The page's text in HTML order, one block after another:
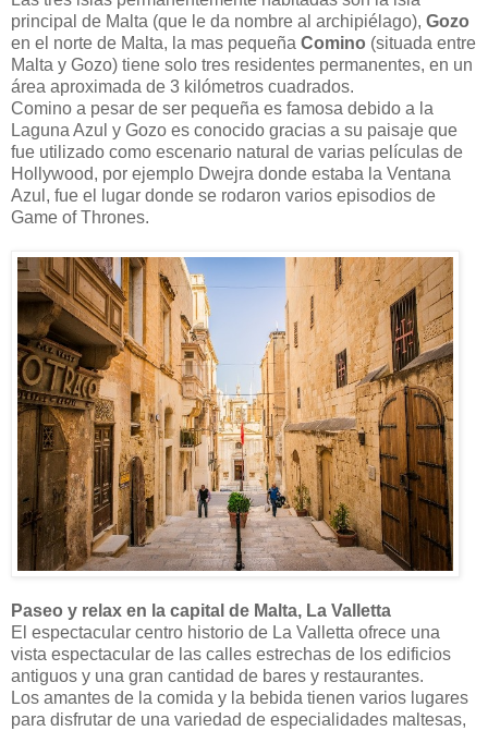
principal de Malta (que le da nombre al archipiélago), Gozo
en el norte de Malta, la mas pequeña Comino (situada entre
Malta y Gozo) tiene solo tres residentes permanentes, en un
área aproximada de 3 kilómetros cuadrados.
Comino a pesar de ser pequeña es famosa debido a la
Laguna Azul y Gozo es conocido gracias a su paisaje que
fue utilizado como escenario natural de varias películas de
Hollywood, por ejemplo Dwejra donde estaba la Ventana
Azul, fue el lugar donde se rodaron varios episodios de
Game of Thrones.
Paseo y relax en la capital de Malta, La Valletta
El espectacular centro historio de La Valletta ofrece una
vista espectacular de las calles estrechas de los edificios
antiguos y una gran cantidad de bares y restaurantes.
Los amantes de la comida y la bebida tienen varios lugares
para disfrutar de una variedad de especialidades maltesas,